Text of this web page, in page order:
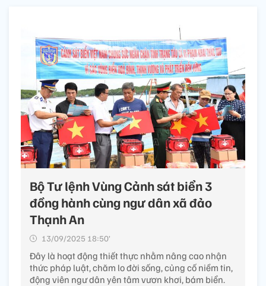
Bộ Tư lệnh Vùng Cảnh sát biển 3
đồng hành cùng ngư dân xã đảo
Thạnh An
13/09/2025 18:50’
Đây là hoạt động thiết thực nhằm nâng cao nhận
thức pháp luật, chăm lo đời sống, củng cố niềm tin,
động viên ngư dân yên tâm vươn khơi, bám biển.